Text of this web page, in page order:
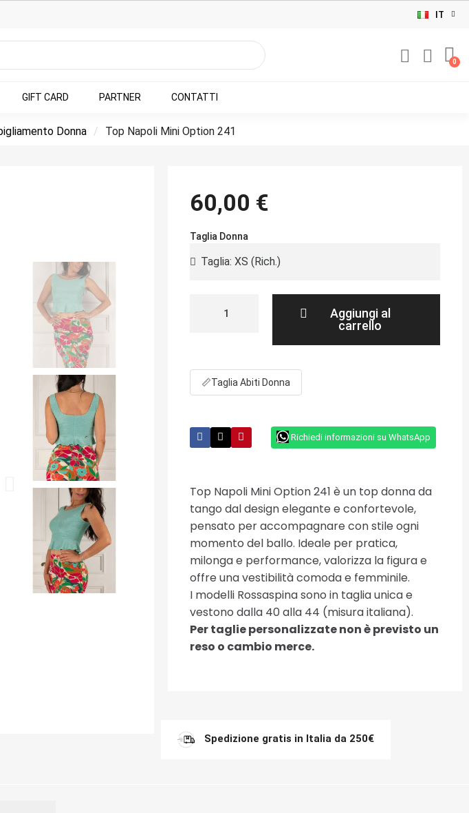
IT
GIFT CARD PARTNER CONTATTI
Donna Top Napoli Mini Option 241
60,00 €
Taglia Donna
Aggiungi al
carrello
📏Taglia Abiti Donna
Richiedi informazioni su WhatsApp
Top Napoli Mini Option 241 è un top donna da
tango dal design elegante e confortevole,
pensato per accompagnare con stile ogni
momento del ballo. Ideale per pratica,
milonga e performance, valorizza la figura e
offre una vestibilità comoda e femminile.
I modelli Rossaspina sono in taglia unica e
vestono dalla 40 alla 44 (misura italiana).
Per taglie personalizzate non è previsto un
reso o cambio merce.
Spedizione gratis in Italia da 250€